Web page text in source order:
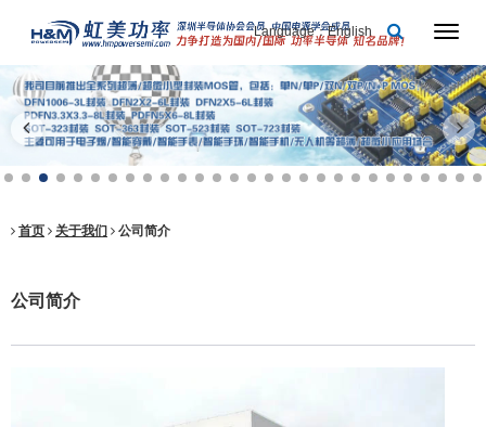
Language：English
首页 关于我们 公司简介
公司简介